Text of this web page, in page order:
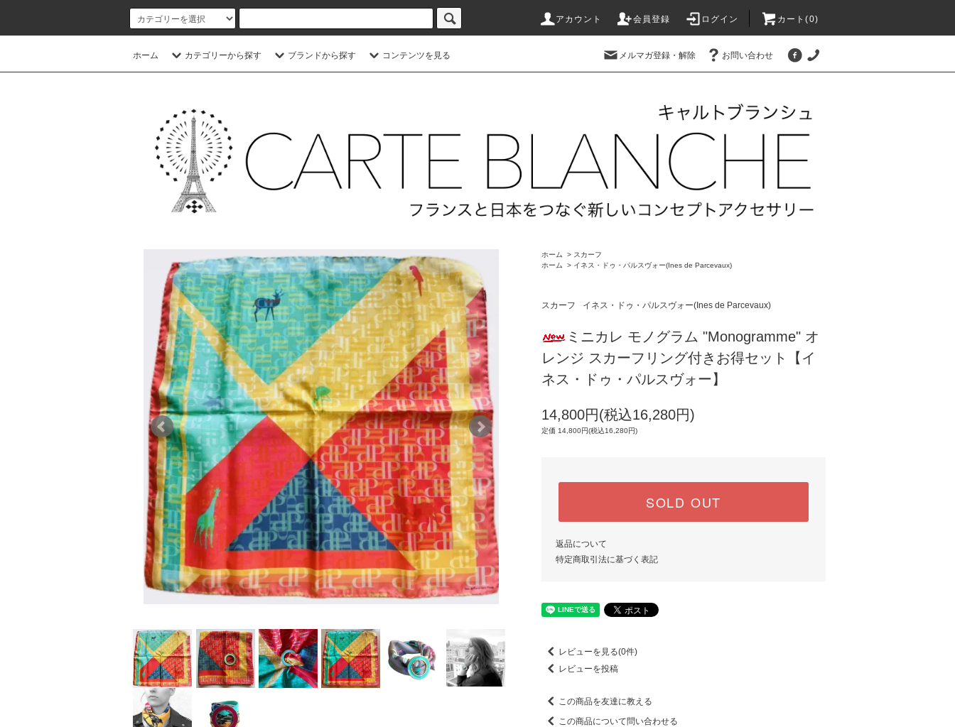
アカウント 会員登録 ログイン カート(0)
ホーム カテゴリーから探す ブランドから探す コンテンツを見る メルマガ登録・解除 お問い合わせ
ホーム > スカーフ
ホーム
> イネス・ドゥ・パルスヴォー(Ines de Parcevaux)
スカーフ イネス・ドゥ・パルスヴォー(Ines de Parcevaux)
ミニカレ モノグラム "Monogramme" オ
レンジ スカーフリング付きお得セット【イ
ネス・ドゥ・パルスヴォー】
14,800円(税込16,280円)
定価 14,800円(税込16,280円)
SOLD OUT
返品について
特定商取引法に基づく表記
レビューを見る(0件)
レビューを投稿
この商品を友達に教える
この商品について問い合わせる